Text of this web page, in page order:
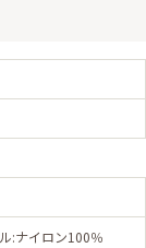
:ナイロン100％